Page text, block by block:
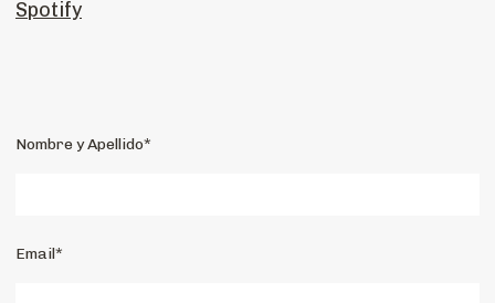
Spotify
Nombre y Apellido*
Email*